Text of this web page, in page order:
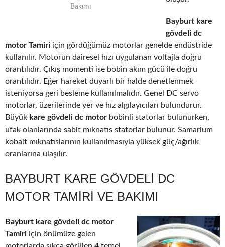
Bakımı
Bayburt kare
gövdeli dc
motor Tamiri için gördüğümüz motorlar genelde endüstride
kullanılır. Motorun dairesel hızı uygulanan voltajla doğru
orantılıdır. Çıkış momenti ise bobin akım gücü ile doğru
orantılıdır. Eğer hareket duyarlı bir halde denetlenmek
isteniyorsa geri besleme kullanılmalıdır. Genel DC servo
motorlar, üzerilerinde yer ve hız algılayıcıları bulundurur.
Büyük kare gövdeli dc motor bobinli statorlar bulunurken,
ufak olanlarında sabit mıknatıs statorlar bulunur. Samarium
kobalt mıknatıslarının kullanılmasıyla yüksek güç/ağırlık
oranlarına ulaşılır.
BAYBURT KARE GÖVDELI DC
MOTOR TAMIRI VE BAKIMI
Bayburt kare gövdeli dc motor
Tamiri için önümüze gelen